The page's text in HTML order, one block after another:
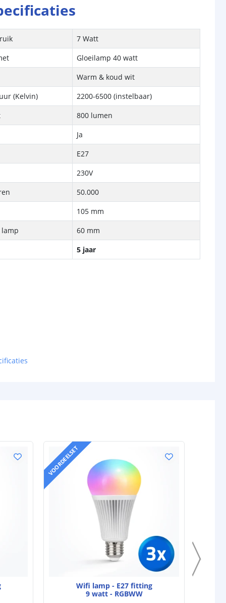
7 Watt
Gloeilamp 40 watt
Warm & koud wit
(Kelvin)
2200-6500 (instelbaar)
800 lumen
Ja
E27
230V
50.000
105 mm
60 mm
5 jaar
VOORDEELSET
Wifi lamp - E27 fitting
9 watt - RGBWW